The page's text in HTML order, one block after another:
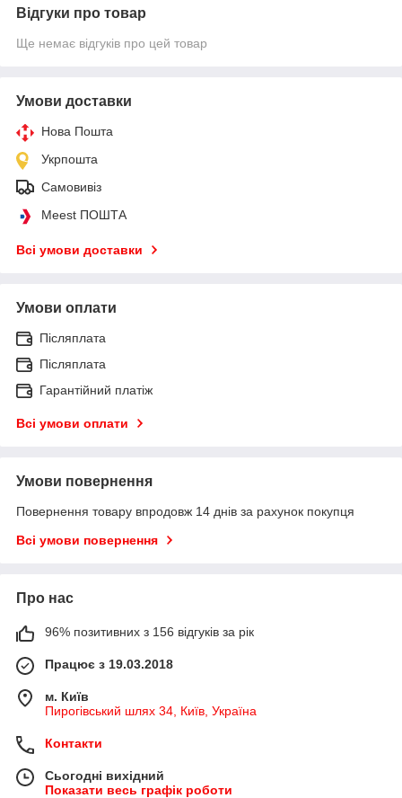
Відгуки про товар
Ще немає відгуків про цей товар
Умови доставки
Нова Пошта
Укрпошта
Самовивіз
Meest ПОШТА
Всі умови доставки
Умови оплати
Післяплата
Післяплата
Гарантійний платіж
Всі умови оплати
Умови повернення
Повернення товару впродовж 14 днів за рахунок покупця
Всі умови повернення
Про нас
96% позитивних з 156 відгуків за рік
Працює з 19.03.2018
м. Київ
Пирогівський шлях 34, Київ, Україна
Контакти
Сьогодні вихідний
Показати весь графік роботи